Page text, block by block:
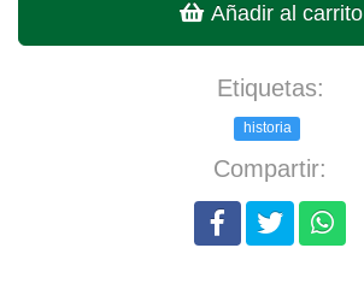
Añadir al carrito
Etiquetas:
historia
Compartir: